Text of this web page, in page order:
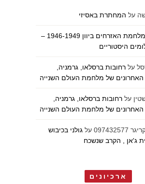
על המחתרת באסיזי
מלחמת האזרחים ביוון 1946-1949 –
היסטוריים
על רחובות ברסלאו, גרמניה,
של מלחמת העולם השנייה
על רחובות ברסלאו, גרמניה,
של מלחמת העולם השנייה
על גולני בכיבוש
ג'אן , הקרב שנשכח
ארכיונים